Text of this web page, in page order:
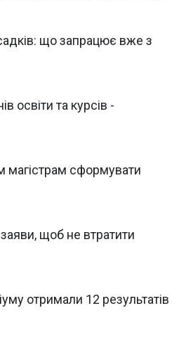
що запрацює вже з
освіти та курсів -
магістрам сформувати
щоб не втратити
отримали 12 результатів